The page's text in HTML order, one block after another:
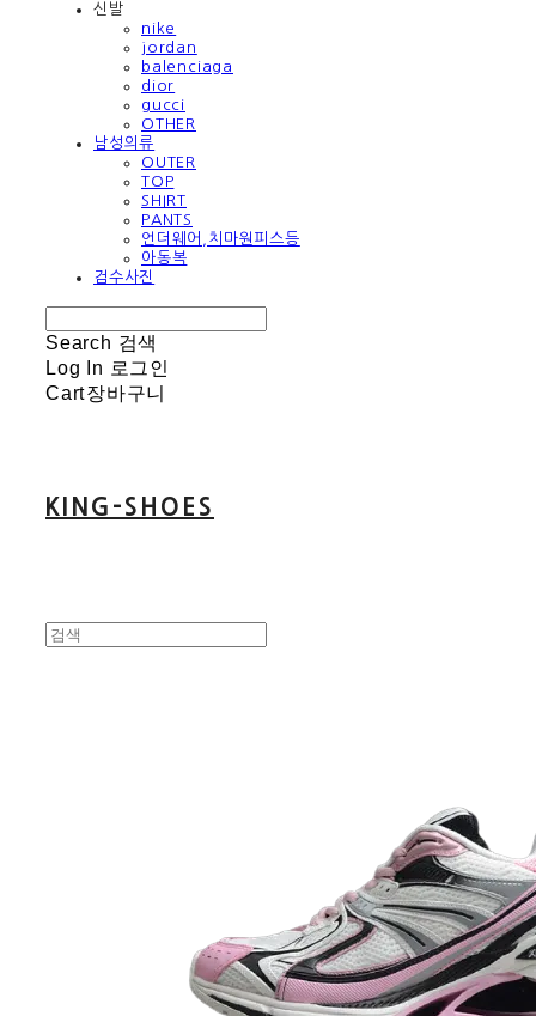
신발
nike
jordan
balenciaga
dior
gucci
OTHER
남성의류
OUTER
TOP
SHIRT
PANTS
언더웨어,치마원피스등
아동복
검수사진
Search 검색
Log In 로그인
Cart장바구니
KING-SHOES